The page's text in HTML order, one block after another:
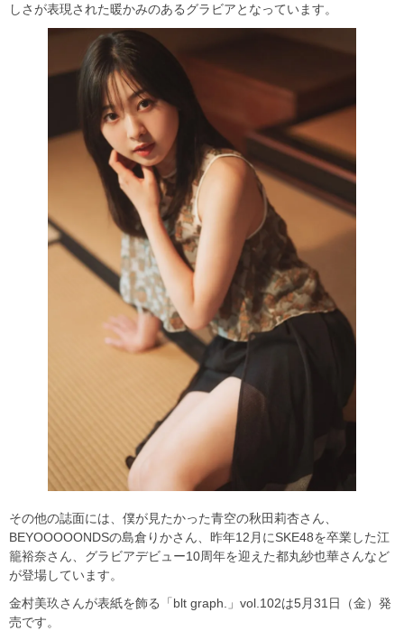
しさが表現された暖かみのあるグラビアとなっています。
その他の誌面には、僕が見たかった青空の秋田莉杏さん、
BEYOOOOONDSの島倉りかさん、昨年12月にSKE48を卒業した江
籠裕奈さん、グラビアデビュー10周年を迎えた都丸紗也華さんなど
が登場しています。
金村美玖さんが表紙を飾る「blt graph.」vol.102は5月31日（金）発
売です。